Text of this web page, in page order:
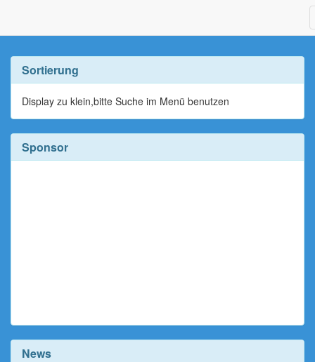
Sortierung
Display zu klein,bitte Suche im Menü benutzen
Sponsor
News